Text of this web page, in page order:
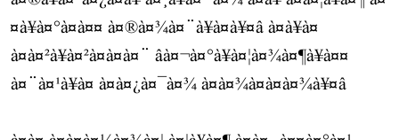
¤à¥à¤°à¤à¤¤ à¤®à¤¾à¤¨à¥à¤à¥¤â à¤à¥à¤
à¤à¤²à¥à¤²à¤à¤à¤¨ âà¤¬à¤°à¥à¤¦à¤¾à¤¶à¥à¤¤
à¤¨à¤¹à¥à¤ à¤à¤¿à¤¯à¤¾ à¤à¤¾à¤à¤à¤¾à¥¤â